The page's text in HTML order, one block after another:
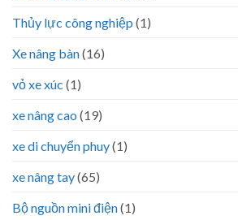
Thủy lực công nghiệp (1)
Xe nâng bàn(16)
vỏ xe xúc (1)
xe nâng cao (19)
xe di chuyển phuy(1)
xe nâng tay(65)
Bộ nguồn mini điện(1)